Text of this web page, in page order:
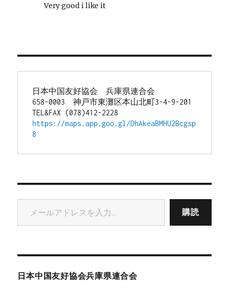
Very good i like it
日本中国友好協会　兵庫県連合会
658-0003　神戸市東灘区本山北町3-4-9-201
TEL&FAX (078)412-2228
https://maps.app.goo.gl/DhAkeaBMHU2Bcgsp
8
メールアドレスを入力...
購読
日本中国友好協会兵庫県連合会